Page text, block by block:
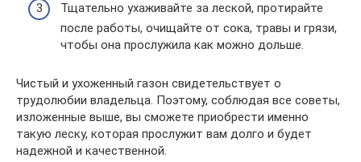
Тщательно ухаживайте за леской, протирайте
после работы, очищайте от сока, травы и грязи,
чтобы она прослужила как можно дольше.
Чистый и ухоженный газон свидетельствует о
трудолюбии владельца. Поэтому, соблюдая все советы,
изложенные выше, вы сможете приобрести именно
такую леску, которая прослужит вам долго и будет
надежной и качественной.